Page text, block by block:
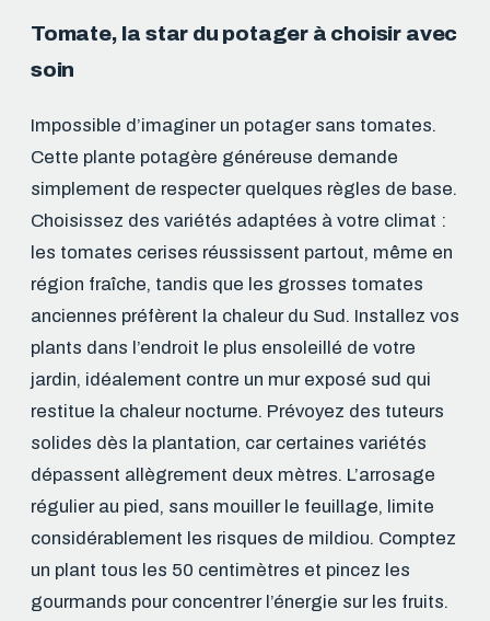
Tomate, la star du potager à choisir avec
soin
Impossible d’imaginer un potager sans tomates.
Cette plante potagère généreuse demande
simplement de respecter quelques règles de base.
Choisissez des variétés adaptées à votre climat :
les tomates cerises réussissent partout, même en
région fraîche, tandis que les grosses tomates
anciennes préfèrent la chaleur du Sud. Installez vos
plants dans l’endroit le plus ensoleillé de votre
jardin, idéalement contre un mur exposé sud qui
restitue la chaleur nocturne. Prévoyez des tuteurs
solides dès la plantation, car certaines variétés
dépassent allègrement deux mètres. L’arrosage
régulier au pied, sans mouiller le feuillage, limite
considérablement les risques de mildiou. Comptez
un plant tous les 50 centimètres et pincez les
gourmands pour concentrer l’énergie sur les fruits.